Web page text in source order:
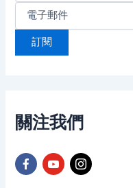
關注我們